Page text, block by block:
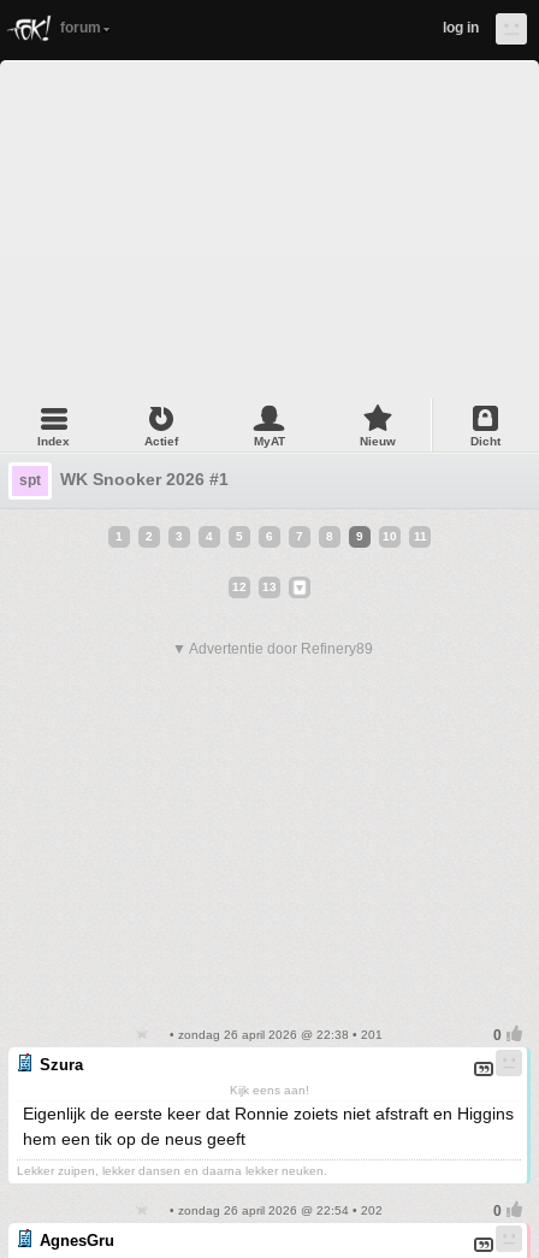
forum log in
Index Actief MyAT Nieuw Dicht
spt WK Snooker 2026 #1
1 2 3 4 5 6 7 8 9 10 11
12 13
▼ Advertentie door Refinery89
• zondag 26 april 2026 @ 22:38 • 201
Szura
Kijk eens aan!
Eigenlijk de eerste keer dat Ronnie zoiets niet afstraft en Higgins
hem een tik op de neus geeft
Lekker zuipen, lekker dansen en daarna lekker neuken.
• zondag 26 april 2026 @ 22:54 • 202
AgnesGru